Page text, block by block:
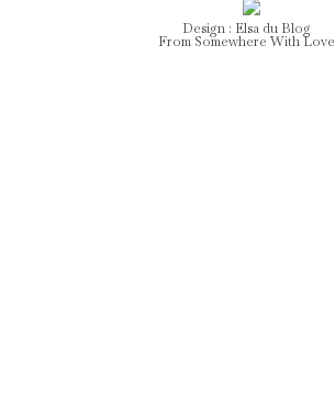
Design : Elsadu Blog
From Somewhere With Love